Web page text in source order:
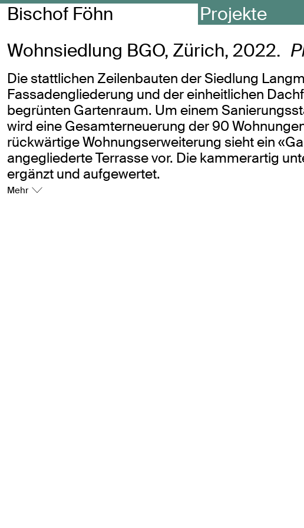
Bischof Föhn Projekte
Wohnsiedlung BGO, Zürich, 2022.
Die stattlichen Zeilenbauten der Siedlung
Fassadengliederung und der einheitlichen
begrünten Gartenraum. Um einem
wird eine Gesamterneuerung der 90
rückwärtige Wohnungserweiterung sieht ein
angegliederte Terrasse vor. Die kammerartig
ergänzt und aufgewertet.
Mehr